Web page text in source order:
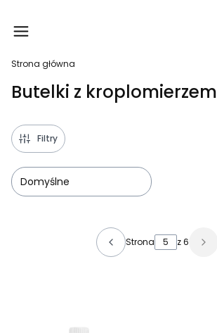
Strona główna
Butelki z kroplomierzem
Filtry
Domyślne
Lista produktów
Strona z 6